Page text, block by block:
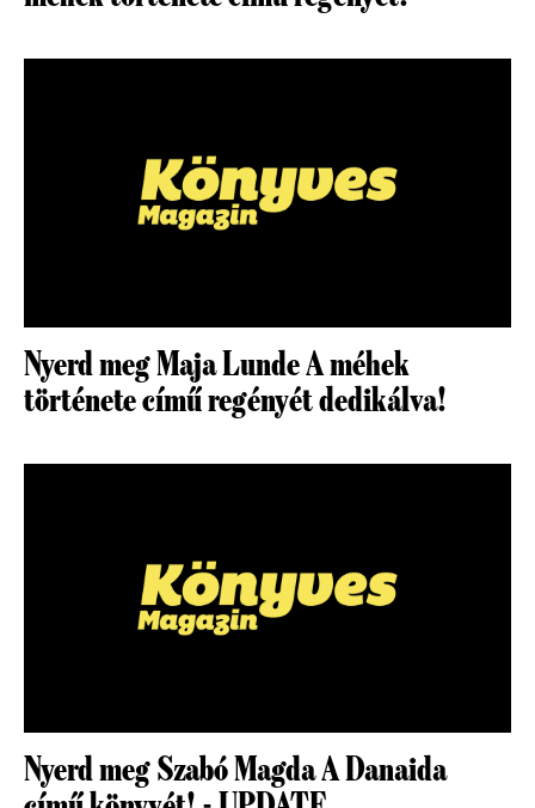
Nyerd meg Maja Lunde A méhek
története című regényét dedikálva!
Nyerd meg Szabó Magda A Danaida